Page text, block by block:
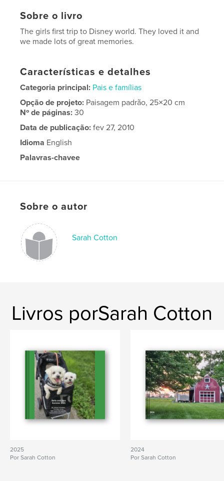
Sobre o livro
The girls first trip to Disney world. They loved it and
we made lots of great memories.
Características e detalhes
Categoria principal: Pais e famílias
Opção de projeto: Paisagem padrão, 25×20 cm
Nº de páginas:30
Data de publicação: fev 27, 2010
Idioma English
Palavras-chavee
Sobre o autor
Sarah Cotton
Livros porSarah Cotton
2025
Por Sarah Cotton
2024
Por Sarah Cotton